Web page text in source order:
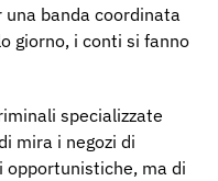
banda coordinata
giorno, i conti si fanno
specializzate
mira i negozi di
opportunistiche, ma di